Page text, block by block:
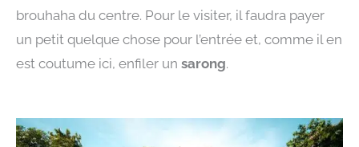
brouhaha du centre. Pour le visiter, il faudra payer
un petit quelque chose pour l’entrée et, comme il en
est coutume ici, enfiler un sarong.